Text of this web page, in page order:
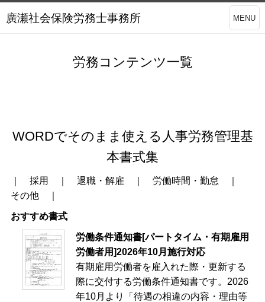
廣瀬社会保険労務士事務所 MENU
労務コンテンツ一覧
WORDでそのまま使える人事労務管理基
本書式集
採用 退職・解雇 労働時間・勤怠
その他
おすすめ書式
労働条件通知書[パートタイム・有期雇用
労働者用]2026年10月施行対応
有期雇用労働者を雇入れた際・更新する
際に交付する労働条件通知書です。2026
年10月より「待遇の相違の内容・理由等